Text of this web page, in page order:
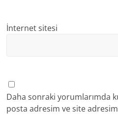
İnternet sitesi
Daha sonraki yorumlarımda
posta adresim ve site